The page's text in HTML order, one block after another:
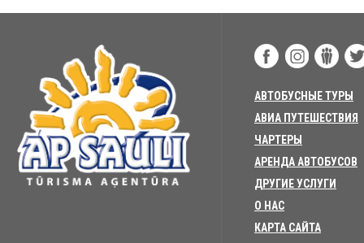
АВТОБУСНЫЕ ТУРЫ
АВИА ПУТЕШЕСТВИЯ
ЧАРТЕРЫ
АРЕНДА АВТОБУСОВ
ДРУГИЕ УСЛУГИ
О НАС
КАРТА САЙТА